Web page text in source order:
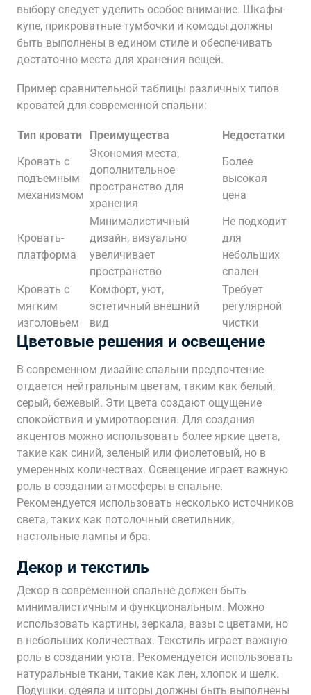
выбору следует уделить особое внимание. Шкафы-
купе, прикроватные тумбочки и комоды должны
быть выполнены в едином стиле и обеспечивать
достаточно места для хранения вещей.
Пример сравнительной таблицы различных типов
кроватей для современной спальни:
Тип кровати Преимущества
Недостатки
Кровать с
подъемным
механизмом
Экономия места,
дополнительное
пространство для
хранения
Более
высокая
цена
Кровать-
платформа
Минималистичный
дизайн, визуально
увеличивает
пространство
Не подходит
для
небольших
спален
Кровать с
мягким
изголовьем
Комфорт, уют,
эстетичный внешний
вид
Требует
регулярной
чистки
Цветовые решения и освещение
В современном дизайне спальни предпочтение
отдается нейтральным цветам, таким как белый,
серый, бежевый. Эти цвета создают ощущение
спокойствия и умиротворения. Для создания
акцентов можно использовать более яркие цвета,
такие как синий, зеленый или фиолетовый, но в
умеренных количествах. Освещение играет важную
роль в создании атмосферы в спальне.
Рекомендуется использовать несколько источников
света, таких как потолочный светильник,
настольные лампы и бра.
Декор и текстиль
Декор в современной спальне должен быть
минималистичным и функциональным. Можно
использовать картины, зеркала, вазы с цветами, но
в небольших количествах. Текстиль играет важную
роль в создании уюта. Рекомендуется использовать
натуральные ткани, такие как лен, хлопок и шелк.
Подушки, одеяла и шторы должны быть выполнены